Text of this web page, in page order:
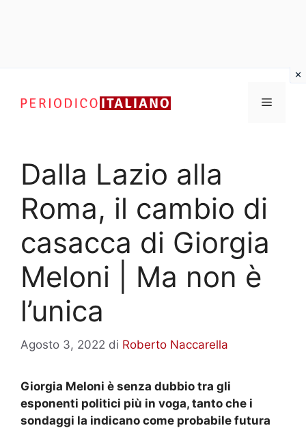
contenuto
Menu
Dalla Lazio alla
Roma, il cambio di
casacca di Giorgia
Meloni | Ma non è
l’unica
Agosto 3, 2022 di Roberto Naccarella
Giorgia Meloni è senza dubbio tra gli
esponenti politici più in voga, tanto che i
sondaggi la indicano come probabile futura